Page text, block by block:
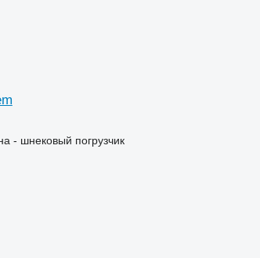
- шнековый погрузчик